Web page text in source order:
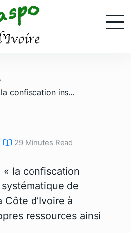
/ Ahoua Don Mello: « la confiscation institutionnelle et systématique de l’épargne oblige la Côte d’Ivoire à emprunter ses propres ressources ainsi confisquées »
29 Minutes Read
« la confiscation
de
Côte d’Ivoire à
ressources ainsi